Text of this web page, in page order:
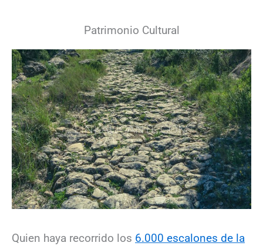
Patrimonio Cultural
Quien haya recorrido los 6.000 escalones de la